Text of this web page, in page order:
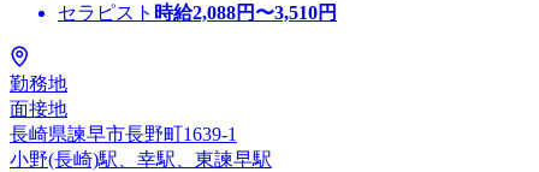
セラピスト 時給2,088円〜3,510円
勤務地
面接地
長崎県諫早市長野町1639-1
小野(長崎)駅、幸駅、東諫早駅